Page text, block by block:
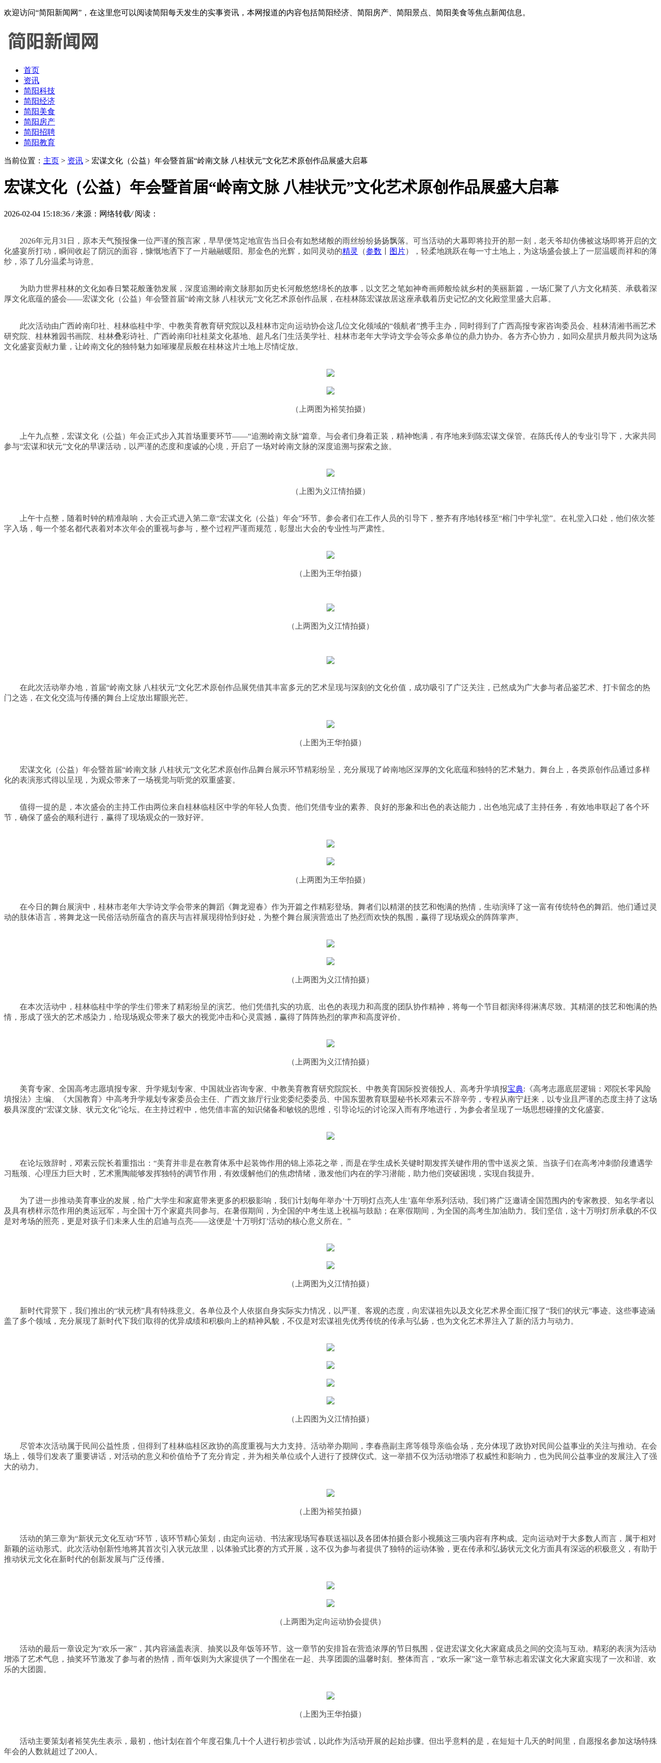
欢迎访问“简阳新闻网”，在这里您可以阅读简阳每天发生的实事资讯，本网报道的内容包括简阳经济、简阳房产、简阳景点、简阳美食等焦点新闻信息。
首页
资讯
简阳科技
简阳经济
简阳美食
简阳房产
简阳招聘
简阳教育
当前位置： 主页 > 资讯 > 宏谋文化（公益）年会暨首届“岭南文脉 八桂状元”文化艺术原创作品展盛大启幕
宏谋文化（公益）年会暨首届“岭南文脉 八桂状元”文化艺术原创作品展盛大启幕
2026-02-04 15:18:36 / 来源：网络转载/ 阅读：
2026年元月31日，原本天气预报像一位严谨的预言家，早早便笃定地宣告当日会有如愁绪般的雨丝纷纷扬扬飘落。可当活动的大幕即将拉开的那一刻，老天爷却仿佛被这场即将开启的文
化盛宴所打动，瞬间收起了阴沉的面容，慷慨地洒下了一片融融暖阳。那金色的光辉，如同灵动的精灵 （参数 图片），轻柔地跳跃在每一寸土地上，为这场盛会披上了一层温暖而祥和的薄
纱，添了几分温柔与诗意。
为助力世界桂林的文化如春日繁花般蓬勃发展，深度追溯岭南文脉那如历史长河般悠悠绵长的故事，以文艺之笔如神奇画师般绘就乡村的美丽新篇，一场汇聚了八方文化精英、承载着深
厚文化底蕴的盛会——宏谋文化（公益）年会暨首届“岭南文脉 八桂状元”文化艺术原创作品展，在桂林陈宏谋故居这座承载着历史记忆的文化殿堂里盛大启幕。
此次活动由广西岭南印社、桂林临桂中学、中教美育教育研究院以及桂林市定向运动协会这几位文化领域的“领航者”携手主办，同时得到了广西高报专家咨询委员会、桂林清湘书画艺术
研究院、桂林雅园书画院、桂林叠彩诗社、广西岭南印社桂菜文化基地、超凡名门生活美学社、桂林市老年大学诗文学会等众多单位的鼎力协办。各方齐心协力，如同众星拱月般共同为这场
文化盛宴贡献力量，让岭南文化的独特魅力如璀璨星辰般在桂林这片土地上尽情绽放。
（上两图为裕笑拍摄）
上午九点整，宏谋文化（公益）年会正式步入其首场重要环节——“追溯岭南文脉”篇章。与会者们身着正装，精神饱满，有序地来到陈宏谋文保管。在陈氏传人的专业引导下，大家共同
参与“宏谋和状元”文化的早课活动，以严谨的态度和虔诚的心境，开启了一场对岭南文脉的深度追溯与探索之旅。
（上图为义江情拍摄）
上午十点整，随着时钟的精准敲响，大会正式进入第二章“宏谋文化（公益）年会”环节。参会者们在工作人员的引导下，整齐有序地转移至“榕门中学礼堂”。在礼堂入口处，他们依次签
字入场，每一个签名都代表着对本次年会的重视与参与，整个过程严谨而规范，彰显出大会的专业性与严肃性。
（上图为王华拍摄）
（上两图为义江情拍摄）
在此次活动举办地，首届“岭南文脉 八桂状元”文化艺术原创作品展凭借其丰富多元的艺术呈现与深刻的文化价值，成功吸引了广泛关注，已然成为广大参与者品鉴艺术、打卡留念的热
门之选，在文化交流与传播的舞台上绽放出耀眼光芒。
（上图为王华拍摄）
宏谋文化（公益）年会暨首届“岭南文脉 八桂状元”文化艺术原创作品舞台展示环节精彩纷呈，充分展现了岭南地区深厚的文化底蕴和独特的艺术魅力。舞台上，各类原创作品通过多样
化的表演形式得以呈现，为观众带来了一场视觉与听觉的双重盛宴。
值得一提的是，本次盛会的主持工作由两位来自桂林临桂区中学的年轻人负责。他们凭借专业的素养、良好的形象和出色的表达能力，出色地完成了主持任务，有效地串联起了各个环
节，确保了盛会的顺利进行，赢得了现场观众的一致好评。
（上两图为王华拍摄）
在今日的舞台展演中，桂林市老年大学诗文学会带来的舞蹈《舞龙迎春》作为开篇之作精彩登场。舞者们以精湛的技艺和饱满的热情，生动演绎了这一富有传统特色的舞蹈。他们通过灵
动的肢体语言，将舞龙这一民俗活动所蕴含的喜庆与吉祥展现得恰到好处，为整个舞台展演营造出了热烈而欢快的氛围，赢得了现场观众的阵阵掌声。
（上两图为义江情拍摄）
在本次活动中，桂林临桂中学的学生们带来了精彩纷呈的演艺。他们凭借扎实的功底、出色的表现力和高度的团队协作精神，将每一个节目都演绎得淋漓尽致。其精湛的技艺和饱满的热
情，形成了强大的艺术感染力，给现场观众带来了极大的视觉冲击和心灵震撼，赢得了阵阵热烈的掌声和高度评价。
（上两图为义江情拍摄）
美育专家、全国高考志愿填报专家、升学规划专家、中国就业咨询专家、中教美育教育研究院院长、中教美育国际投资领投人、高考升学填报宝典:《高考志愿底层逻辑：邓院长零风险
填报法》主编、《大国教育》中高考升学规划专家委员会主任、广西文旅厅行业党委纪委委员、中国东盟教育联盟秘书长邓素云不辞辛劳，专程从南宁赶来，以专业且严谨的态度主持了这场
极具深度的“宏谋文脉、状元文化”论坛。在主持过程中，他凭借丰富的知识储备和敏锐的思维，引导论坛的讨论深入而有序地进行，为参会者呈现了一场思想碰撞的文化盛宴。
在论坛致辞时，邓素云院长着重指出：“美育并非是在教育体系中起装饰作用的锦上添花之举，而是在学生成长关键时期发挥关键作用的雪中送炭之策。当孩子们在高考冲刺阶段遭遇学
习瓶颈、心理压力巨大时，艺术熏陶能够发挥独特的调节作用，有效缓解他们的焦虑情绪，激发他们内在的学习潜能，助力他们突破困境，实现自我提升。
为了进一步推动美育事业的发展，给广大学生和家庭带来更多的积极影响，我们计划每年举办‘十万明灯点亮人生’嘉年华系列活动。我们将广泛邀请全国范围内的专家教授、知名学者以
及具有榜样示范作用的奥运冠军，与全国十万个家庭共同参与。在暑假期间，为全国的中考生送上祝福与鼓励；在寒假期间，为全国的高考生加油助力。我们坚信，这十万明灯所承载的不仅
是对考场的照亮，更是对孩子们未来人生的启迪与点亮——这便是‘十万明灯’活动的核心意义所在。”
（上两图为义江情拍摄）
新时代背景下，我们推出的“状元榜”具有特殊意义。各单位及个人依据自身实际实力情况，以严谨、客观的态度，向宏谋祖先以及文化艺术界全面汇报了“我们的状元”事迹。这些事迹涵
盖了多个领域，充分展现了新时代下我们取得的优异成绩和积极向上的精神风貌，不仅是对宏谋祖先优秀传统的传承与弘扬，也为文化艺术界注入了新的活力与动力。
（上四图为义江情拍摄）
尽管本次活动属于民间公益性质，但得到了桂林临桂区政协的高度重视与大力支持。活动举办期间，李春燕副主席等领导亲临会场，充分体现了政协对民间公益事业的关注与推动。在会
场上，领导们发表了重要讲话，对活动的意义和价值给予了充分肯定，并为相关单位或个人进行了授牌仪式。这一举措不仅为活动增添了权威性和影响力，也为民间公益事业的发展注入了强
大的动力。
（上图为裕笑拍摄）
活动的第三章为“新状元文化互动”环节，该环节精心策划，由定向运动、书法家现场写春联送福以及各团体拍摄合影小视频这三项内容有序构成。定向运动对于大多数人而言，属于相对
新颖的运动形式。此次活动创新性地将其首次引入状元故里，以体验式比赛的方式开展，这不仅为参与者提供了独特的运动体验，更在传承和弘扬状元文化方面具有深远的积极意义，有助于
推动状元文化在新时代的创新发展与广泛传播。
（上两图为定向运动协会提供）
活动的最后一章设定为“欢乐一家”，其内容涵盖表演、抽奖以及年饭等环节。这一章节的安排旨在营造浓厚的节日氛围，促进宏谋文化大家庭成员之间的交流与互动。精彩的表演为活动
增添了艺术气息，抽奖环节激发了参与者的热情，而年饭则为大家提供了一个围坐在一起、共享团圆的温馨时刻。整体而言，“欢乐一家”这一章节标志着宏谋文化大家庭实现了一次和谐、欢
乐的大团圆。
（上图为王华拍摄）
活动主要策划者裕笑先生表示，最初，他计划在首个年度召集几十个人进行初步尝试，以此作为活动开展的起始步骤。但出乎意料的是，在短短十几天的时间里，自愿报名参加这场特殊
年会的人数就超过了200人。